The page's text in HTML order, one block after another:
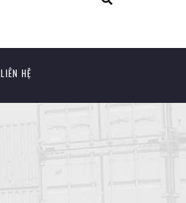
LIÊN HỆ